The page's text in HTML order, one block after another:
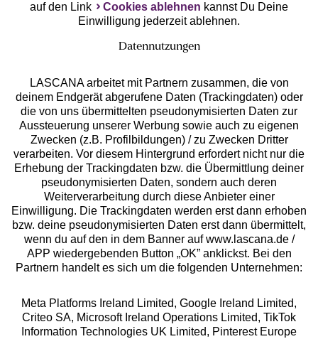
Kostenlose Retoure
Ratenkauf **
Services
Beratung
Über uns
auf den Link
Cookies ablehnen kannst Du Deine
Einwilligung jederzeit ablehnen.
Datennutzungen
LASCANA arbeitet mit Partnern zusammen, die von
deinem Endgerät abgerufene Daten (Trackingdaten) oder
die von uns übermittelten pseudonymisierten Daten zur
Aussteuerung unserer Werbung sowie auch zu eigenen
Zwecken (z.B. Profilbildungen) / zu Zwecken Dritter
verarbeiten. Vor diesem Hintergrund erfordert nicht nur die
Erhebung der Trackingdaten bzw. die Übermittlung deiner
pseudonymisierten Daten, sondern auch deren
Weiterverarbeitung durch diese Anbieter einer
Einwilligung. Die Trackingdaten werden erst dann erhoben
bzw. deine pseudonymisierten Daten erst dann übermittelt,
wenn du auf den in dem Banner auf www.lascana.de /
APP wiedergebenden Button „OK” anklickst. Bei den
Partnern handelt es sich um die folgenden Unternehmen:
Meta Platforms Ireland Limited, Google Ireland Limited,
Criteo SA, Microsoft Ireland Operations Limited, TikTok
Information Technologies UK Limited, Pinterest Europe